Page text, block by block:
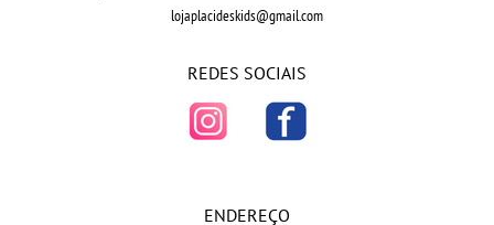
lojaplacideskids@gmail.com
REDES SOCIAIS
ENDEREÇO